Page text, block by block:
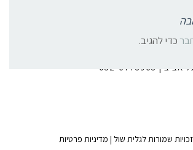
כדי להגיב.
052-6773963
שמורות לגלית שול | מדיניות פרטיות